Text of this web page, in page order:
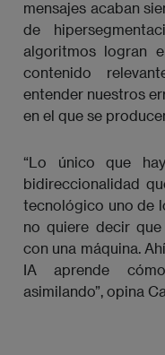
mensajes acaban
de
algoritmos logran
contenido
entender nuestros
en el que se
“Lo único que
bidireccionalidad
tecnológico uno de
no quiere decir
con una máquina.
IA aprende
asimilando”, opina